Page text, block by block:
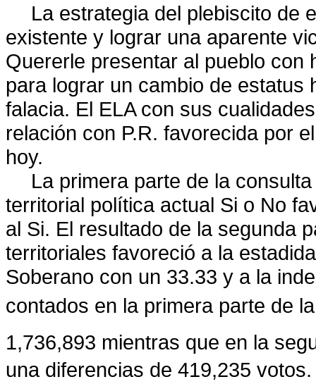
La estrategia del plebiscito de
existente y lograr una aparente
Quererle presentar al pueblo con
para lograr un cambio de estatus
falacia. El ELA con sus
relación con P.R. favorecida por
hoy.
La primera parte de la
territorial política actual Si o No
al Si. El resultado de la segunda
territoriales favoreció a la
Soberano con un 33.33 y a la
contados en la primera parte de
1,736,893 mientras que en la
una diferencias de 419,235